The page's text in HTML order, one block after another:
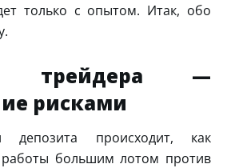
только с опытом. Итак, обо
трейдера —
рисками
депозита происходит, как
работы большим лотом против